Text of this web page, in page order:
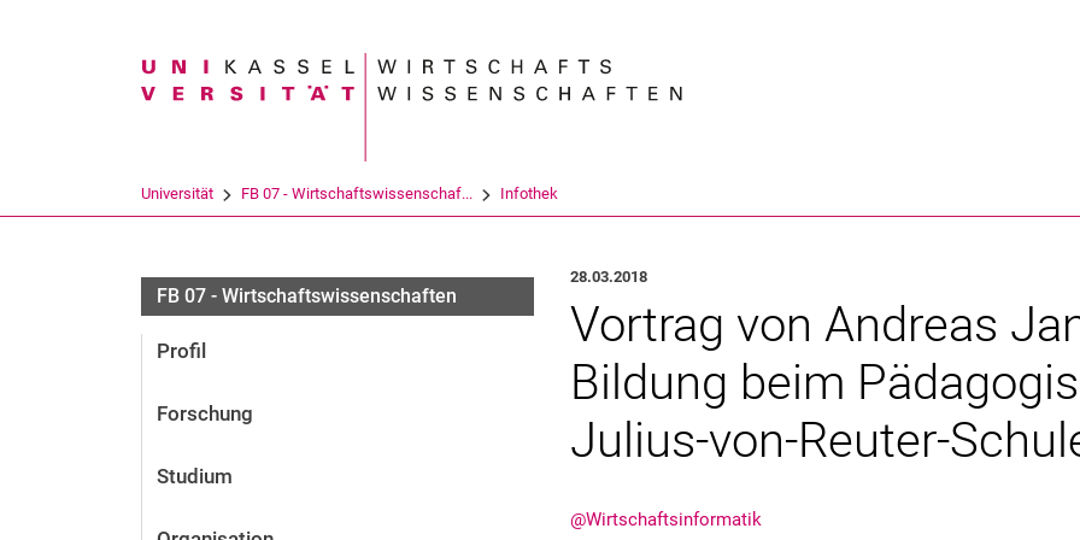
Suchbegriff
Universität FB 07 - Wirtschaftswissenschaf... Infothek
FB 07 - Wirtschaftswissenschaften
Profil
Forschung
Studium
28.03.2018
Vortrag von Andreas
Bildung beim
Julius-von-Reuter-
@Wirtschaftsinformatik